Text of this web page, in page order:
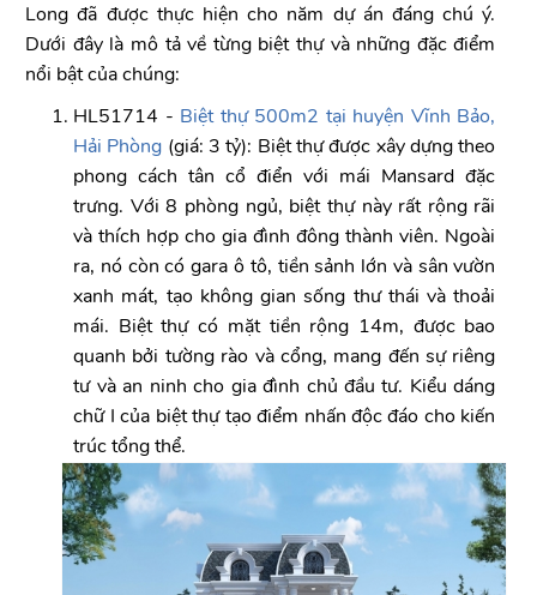
Long đã được thực hiện cho năm dự án đáng chú ý.
Dưới đây là mô tả về từng biệt thự và những đặc điểm
nổi bật của chúng:
HL51714 - Biệt thự 500m2 tại huyện Vĩnh Bảo,
Hải Phòng (giá: 3 tỷ): Biệt thự được xây dựng theo
phong cách tân cổ điển với mái Mansard đặc
trưng. Với 8 phòng ngủ, biệt thự này rất rộng rãi
và thích hợp cho gia đình đông thành viên. Ngoài
ra, nó còn có gara ô tô, tiền sảnh lớn và sân vườn
xanh mát, tạo không gian sống thư thái và thoải
mái. Biệt thự có mặt tiền rộng 14m, được bao
quanh bởi tường rào và cổng, mang đến sự riêng
tư và an ninh cho gia đình chủ đầu tư. Kiểu dáng
chữ I của biệt thự tạo điểm nhấn độc đáo cho kiến
trúc tổng thể.